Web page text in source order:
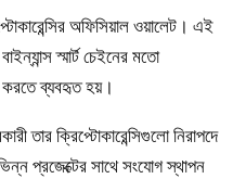
অফিসিয়াল ওয়ালেট। এই
স্মার্ট চেইনের মতো
করতে ব্যবহৃত হয়।
তার ক্রিপ্টোকারেন্সিগুলো নিরাপদে
প্রজেক্টের সাথে সংযোগ স্থাপন